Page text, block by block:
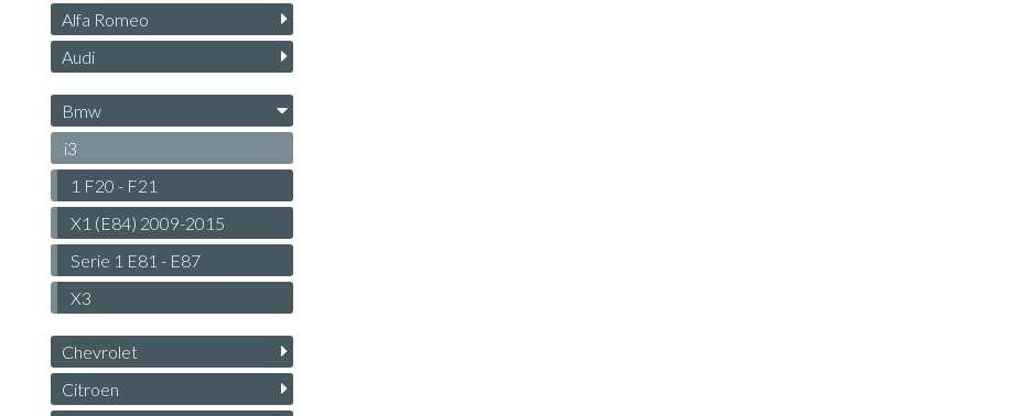
Alfa Romeo
Audi
Bmw
i3
1 F20 - F21
X1 (E84) 2009-2015
Serie 1 E81 - E87
X3
Chevrolet
Citroen